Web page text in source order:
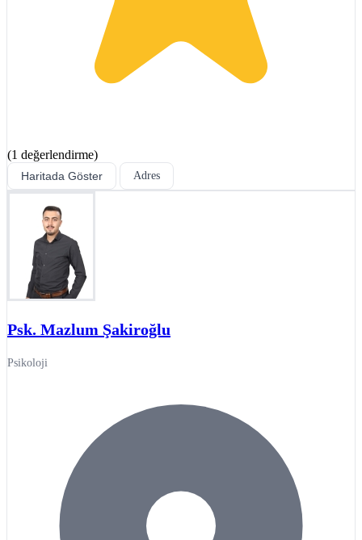
(1 değerlendirme)
Haritada Göster Adres
Psk. Mazlum Şakiroğlu
Psikoloji